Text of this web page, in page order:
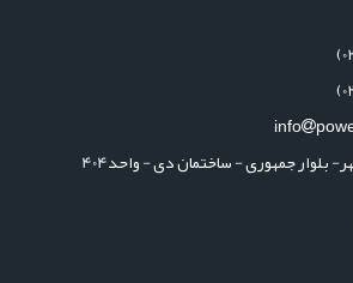
info
بلوار جمهوری - ساختمان دی - واحد404